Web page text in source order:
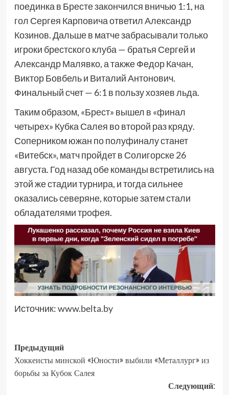
поединка в Бресте закончился вничью 1:1, на
гол Сергея Карповича ответил Александр
Козинов. Дальше в матче забрасывали только
игроки брестского клуба — братья Сергей и
Александр Малявко, а также Федор Качан,
Виктор Бовбель и Виталий Антонович.
Финальный счет — 6:1 в пользу хозяев льда.
Таким образом, «Брест» вышел в «финал
четырех» Кубка Салея во второй раз кряду.
Соперником южан по полуфиналу станет
«Витебск», матч пройдет в Солигорске 26
августа. Год назад обе команды встретились на
этой же стадии турнира, и тогда сильнее
оказались северяне, которые затем стали
обладателями трофея.
Источник:www.belta.by
Предыдущий
Хоккеисты минской «Юности» выбили «Металлург» из
борьбы за Кубок Салея
Следующий: